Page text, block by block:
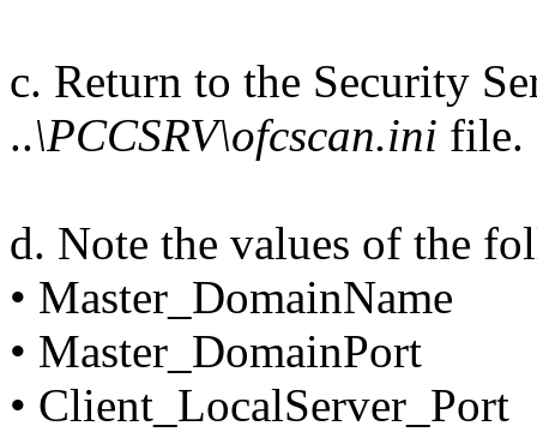
c. Return to the Security
..\PCCSRV\ofcscan.ini file.
d. Note the values of the
• Master_DomainName
• Master_DomainPort
• Client_LocalServer_Port